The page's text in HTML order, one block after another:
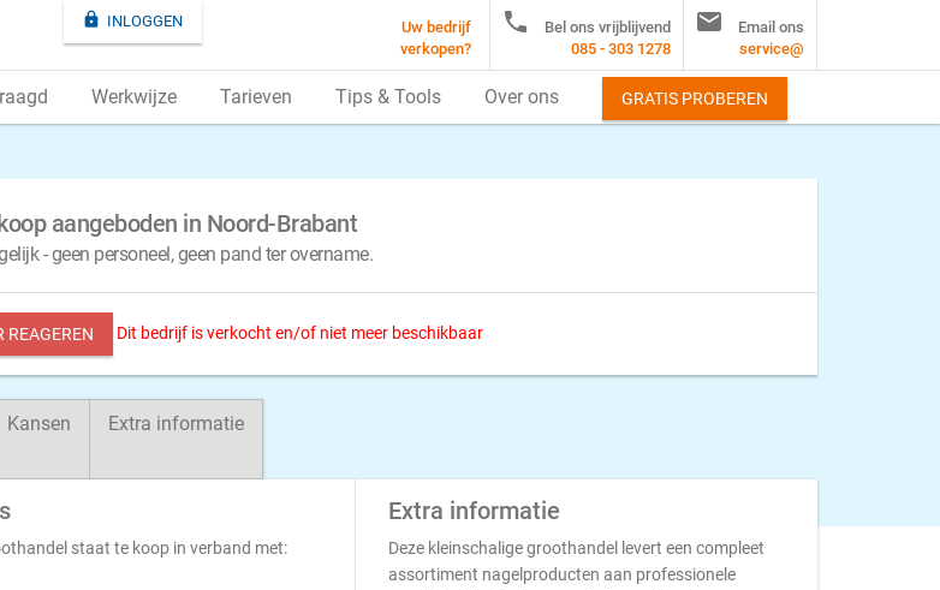
aangeboden in Noord-Brabant
- geen personeel, geen pand ter overname.
REAGEREN Dit bedrijf is verkocht en/of niet meer beschikbaar
Kansen Extra informatie
staat te koop in verband met:
Extra informatie
Deze kleinschalige groothandel levert een compleet
assortiment nagelproducten aan professionele
 INLOGGEN
Uw bedrijf
verkopen?

Bel ons vrijblijvend
085 - 303 1278

Email ons
service@
Werkwijze Tarieven Tips & Tools Over ons GRATIS PROBEREN